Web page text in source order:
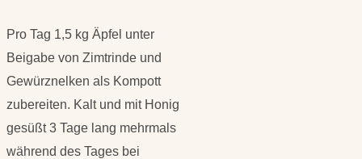
Pro Tag 1,5 kg Äpfel unter
Beigabe von Zimtrinde und
Gewürznelken als Kompott
zubereiten. Kalt und mit Honig
gesüßt 3 Tage lang mehrmals
während des Tages bei